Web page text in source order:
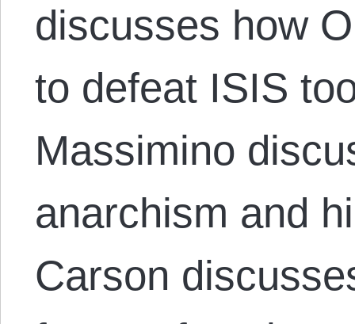
discusses how
to defeat ISIS
Massimino
anarchism and
Carson